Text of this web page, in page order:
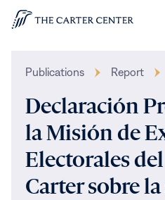
Skip to content
Home
Publications Report
Declaración
la Misión de
Electorales
Carter sobre